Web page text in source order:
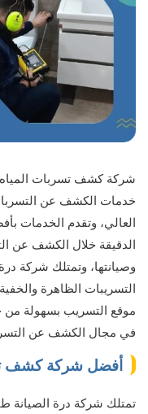
شركة كشف تسربات المياه
خدمات الكشف عن
العالي، وتقدم الخدمات
الدقيقة خلال الكشف عن
وصيانتها، وتمتلك شركة
التسريبات الظاهرة
موقع التسريب بسهولة من
في مجال الكشف عن
أفضل شركة كشف
تمتلك شركة درة الصيانة